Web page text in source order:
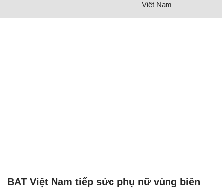
Việt Nam
BAT Việt Nam tiếp sức phụ nữ vùng biên